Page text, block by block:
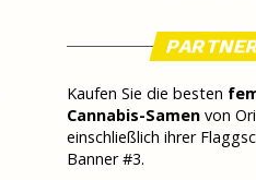
Kaufen Sie die besten
Cannabis-Samen von
einschließlich ihrer
Banner #3.